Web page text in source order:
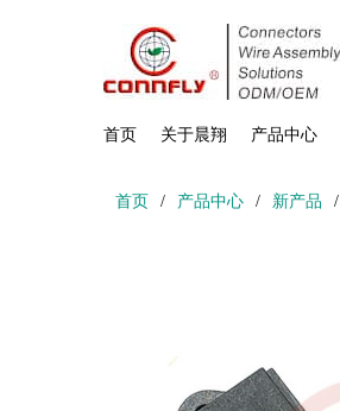
首页 关于晨翔 产品中心
首页 / 产品中心 / 新产品 /